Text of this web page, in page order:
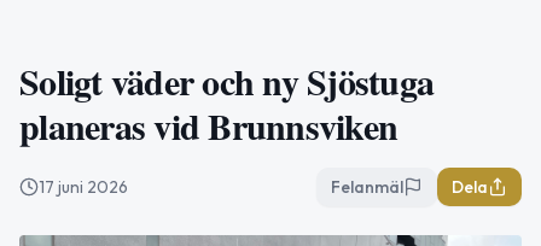
Soligt väder och ny Sjöstuga
planeras vid Brunnsviken
17 juni 2026 Felanmäl Dela